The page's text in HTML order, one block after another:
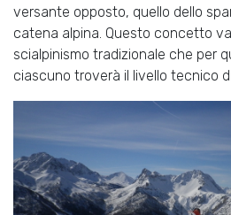
versante opposto, quello dello
catena alpina. Questo concetto
scialpinismo tradizionale che per
ciascuno troverà il livello tecnico